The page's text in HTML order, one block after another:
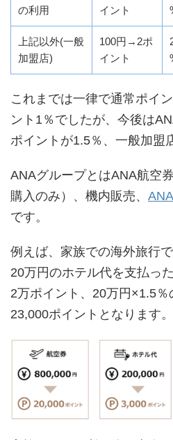
の利用
イント
上記以外(一般
加盟店)
100円→2ポ
イント
これまでは一律で通常ポイ
ント1％でしたが、今後は
ポイントが1.5％、一般加盟
ANAグループとはANA航空
購入のみ）、機内販売、
です。
例えば、家族での海外旅行
20万円のホテル代を支払っ
2万ポイント、20万円×1.5
23,000ポイントとなります。